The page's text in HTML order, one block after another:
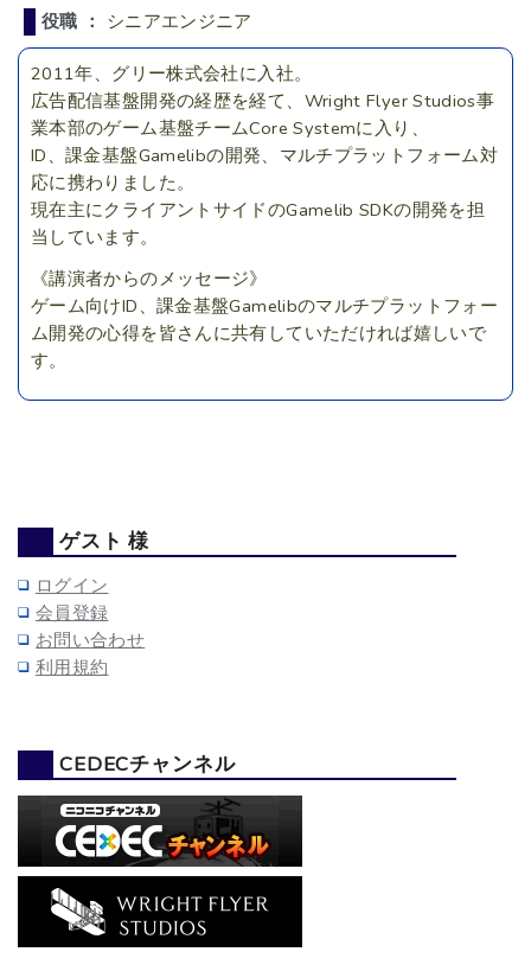
役職 ： シニアエンジニア
2011年、グリー株式会社に入社。
広告配信基盤開発の経歴を経て、Wright Flyer Studios事
業本部のゲーム基盤チームCore Systemに入り、
ID、課金基盤Gamelibの開発、マルチプラットフォーム対
応に携わりました。
現在主にクライアントサイドのGamelib SDKの開発を担
当しています。
《講演者からのメッセージ》
ゲーム向けID、課金基盤Gamelibのマルチプラットフォー
ム開発の心得を皆さんに共有していただければ嬉しいで
す。
ゲスト 様
ログイン
会員登録
お問い合わせ
利用規約
CEDECチャンネル